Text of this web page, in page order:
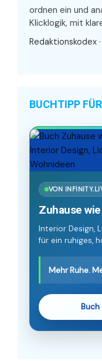
ordnen ein und
Klicklogik, mit
Redaktionskodex ·
BUCHTIPP
VON
Zuhause
Interior Design,
für ein ruhiges,
Mehr Ruhe.